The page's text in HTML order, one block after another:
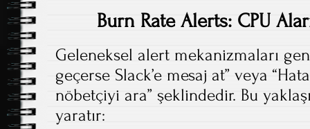
Burn Rate Alerts: CPU
Geleneksel alert mekanizmaları
geçerse Slack’e mesaj at” veya
nöbetçiyi ara” şeklindedir. Bu
yaratır: